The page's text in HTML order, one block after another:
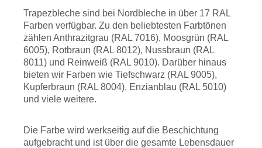
Trapezbleche sind bei Nordbleche in über 17 RAL
Farben verfügbar. Zu den beliebtesten Farbtönen
zählen Anthrazitgrau (RAL 7016), Moosgrün (RAL
6005), Rotbraun (RAL 8012), Nussbraun (RAL
8011) und Reinweiß (RAL 9010). Darüber hinaus
bieten wir Farben wie Tiefschwarz (RAL 9005),
Kupferbraun (RAL 8004), Enzianblau (RAL 5010)
und viele weitere.
Die Farbe wird werkseitig auf die Beschichtung
aufgebracht und ist über die gesamte Lebensdauer